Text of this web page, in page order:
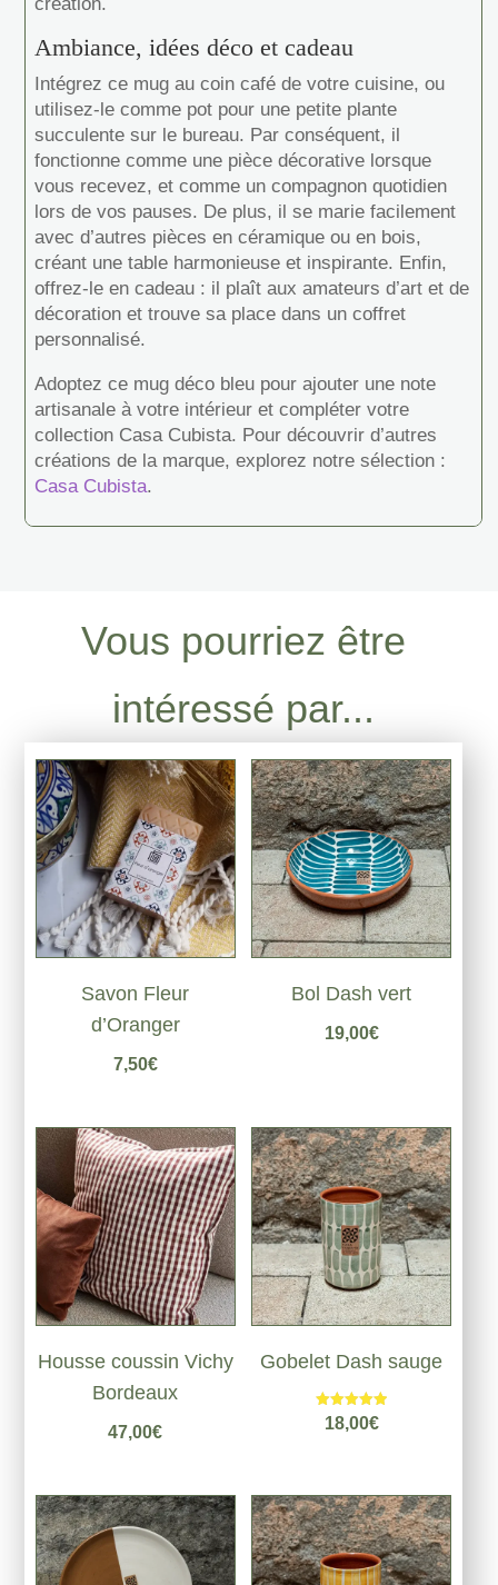
Ambiance, idées déco et cadeau
Intégrez ce mug au coin café de votre cuisine, ou
utilisez-le comme pot pour une petite plante
succulente sur le bureau. Par conséquent, il
fonctionne comme une pièce décorative lorsque
vous recevez, et comme un compagnon quotidien
lors de vos pauses. De plus, il se marie facilement
avec d’autres pièces en céramique ou en bois,
créant une table harmonieuse et inspirante. Enfin,
offrez-le en cadeau : il plaît aux amateurs d’art et de
décoration et trouve sa place dans un coffret
personnalisé.
Adoptez ce mug déco bleu pour ajouter une note
artisanale à votre intérieur et compléter votre
collection Casa Cubista. Pour découvrir d’autres
créations de la marque, explorez notre sélection :
Casa Cubista.
Vous pourriez être
intéressé par...
Savon Fleur
d’Oranger
7,50€
Bol Dash vert
19,00€
Housse coussin Vichy
Bordeaux
47,00€
Gobelet Dash sauge
Note
5.00
18,00€